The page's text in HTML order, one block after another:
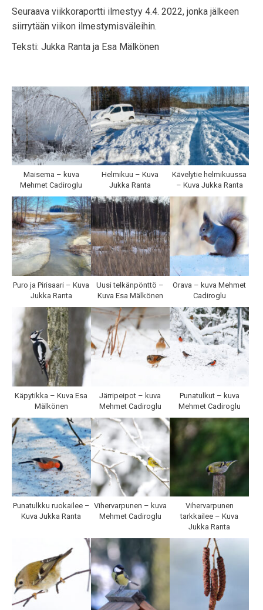
Seuraava viikkoraportti ilmestyy 4.4. 2022, jonka jälkeen
siirrytään viikon ilmestymisväleihin.
Teksti: Jukka Ranta ja Esa Mälkönen
Maisema – kuva
Mehmet Cadiroglu
Helmikuu – Kuva
Jukka Ranta
Kävelytie helmikuussa
– Kuva Jukka Ranta
Puro ja Pirisaari – Kuva
Jukka Ranta
Uusi telkänpönttö –
Kuva Esa Mälkönen
Orava – kuva Mehmet
Cadiroglu
Käpytikka – Kuva Esa
Mälkönen
Järripeipot – kuva
Mehmet Cadiroglu
Punatulkut – kuva
Mehmet Cadiroglu
Punatulkku ruokailee –
Kuva Jukka Ranta
Vihervarpunen – kuva
Mehmet Cadiroglu
Vihervarpunen
tarkkailee – Kuva
Jukka Ranta